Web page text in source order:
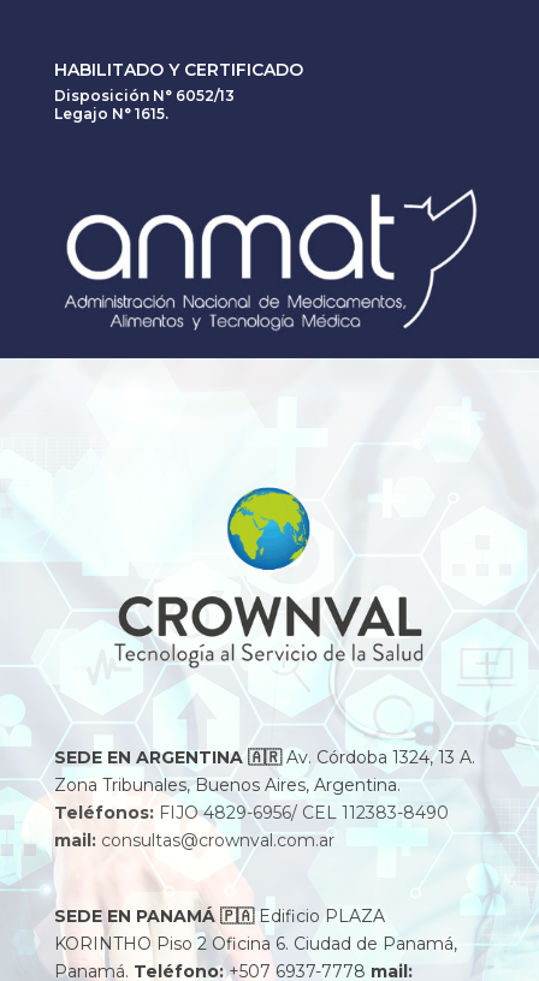
HABILITADO Y CERTIFICADO
Disposición N° 6052/13
Legajo N° 1615.
SEDE EN ARGENTINA 🇦🇷 Av. Córdoba 1324, 13 A.
Zona Tribunales, Buenos Aires, Argentina.
Teléfonos:FIJO 4829-6956/ CEL 112383-8490
mail:consultas@crownval.com.ar
SEDE EN PANAMÁ 🇵🇦 Edificio PLAZA
KORINTHO Piso 2 Oficina 6. Ciudad de Panamá,
Panamá. Teléfono:+507 6937-7778 mail: